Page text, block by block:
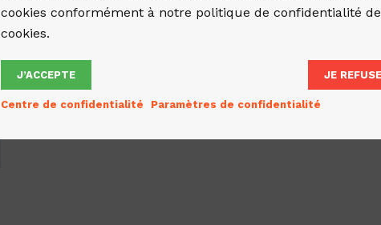
cookies conformément à notre politique de confidentialité
cookies.
J’ACCEPTE JE REFUSE
Centre de confidentialité Paramètres de confidentialité